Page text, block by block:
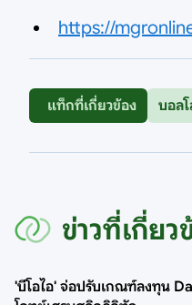
https://
แท็กที่เกี่ยวข้อง บอล
ข่าวที่เกี่ยว
'บีโอไอ' จ่อปรับเกณฑ์ลงทุน